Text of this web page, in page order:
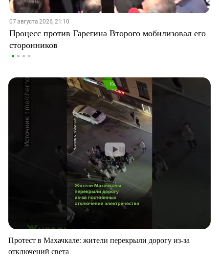
07 августа 2026, 21:10
Процесс против Гарегина Второго мобилизовал его
сторонников
Протест в Махачкале: жители перекрыли дорогу из-за
отключений света